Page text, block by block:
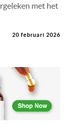
met het
20 februari 2026